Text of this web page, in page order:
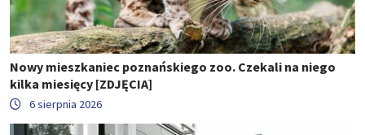
Nowy mieszkaniec poznańskiego zoo. Czekali na niego
kilka miesięcy [ZDJĘCIA]
6 sierpnia 2026